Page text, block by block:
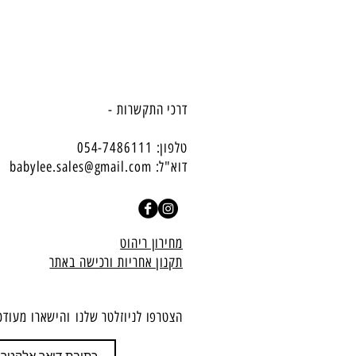
דרכי התקשרות -
טלפון: 054-7486111
דוא"ל: babylee.sales@gmail.com
מחירון ריהוט
תקנון אחריות ורכישה באתר
הצטרפו לניוזלטר שלנו ​והישארו